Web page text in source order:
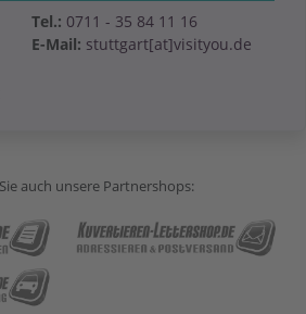
Tel.: 0711 - 35 84 11 16
E-Mail: stuttgart[at]visityou.de
auch unsere Partnershops: